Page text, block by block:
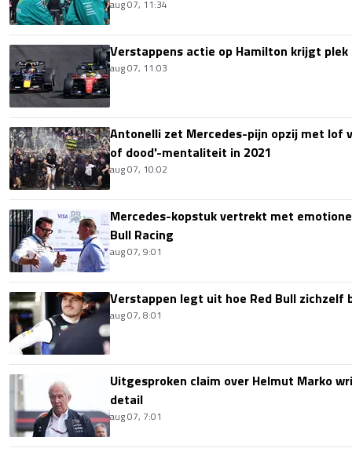
aug 07, 11:34
Verstappens actie op Hamilton krijgt
aug 07, 11:03
Antonelli zet Mercedes-pijn opzij met lof
of dood'-mentaliteit in 2021
aug 07, 10:02
Mercedes-kopstuk vertrekt met
Bull Racing
aug 07, 9:01
Verstappen legt uit hoe Red Bull zichzelf
aug 07, 8:01
Uitgesproken claim over Helmut Marko
detail
aug 07, 7:01